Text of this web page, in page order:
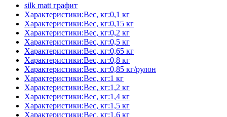
silk matt графит
Характеристики:Вес, кг:0,1 кг
Характеристики:Вес, кг:0,15 кг
Характеристики:Вес, кг:0,2 кг
Характеристики:Вес, кг:0,5 кг
Характеристики:Вес, кг:0,65 кг
Характеристики:Вес, кг:0,8 кг
Характеристики:Вес, кг:0,85 кг/рулон
Характеристики:Вес, кг:1 кг
Характеристики:Вес, кг:1,2 кг
Характеристики:Вес, кг:1,4 кг
Характеристики:Вес, кг:1,5 кг
Характеристики:Вес, кг:1,6 кг